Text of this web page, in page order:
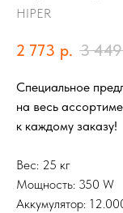
HIPER
2 773 р. 3 449
Специальное
на весь
к каждому заказу!
Вес: 25 кг
Мощность: 350 W
Аккумулятор: